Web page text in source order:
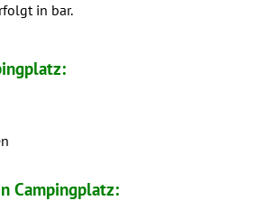
in bar.
Campingplatz: